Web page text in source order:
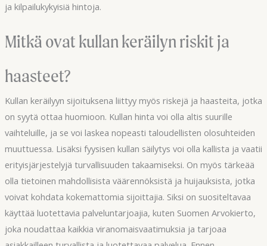
ja kilpailukykyisiä hintoja.
Mitkä ovat kullan keräilyn riskit ja
haasteet?
Kullan keräilyyn sijoituksena liittyy myös riskejä ja haasteita, jotka
on syytä ottaa huomioon. Kullan hinta voi olla altis suurille
vaihteluille, ja se voi laskea nopeasti taloudellisten olosuhteiden
muuttuessa. Lisäksi fyysisen kullan säilytys voi olla kallista ja vaatii
erityisjärjestelyjä turvallisuuden takaamiseksi. On myös tärkeää
olla tietoinen mahdollisista väärennöksistä ja huijauksista, jotka
voivat kohdata kokemattomia sijoittajia. Siksi on suositeltavaa
käyttää luotettavia palveluntarjoajia, kuten Suomen Arvokierto,
joka noudattaa kaikkia viranomaisvaatimuksia ja tarjoaa